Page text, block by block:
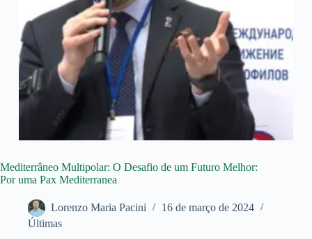
Mediterrâneo Multipolar: O Desafio de um Futuro Melhor:
Por uma Pax Mediterranea
Lorenzo Maria Pacini
16 de março de 2024
Últimas